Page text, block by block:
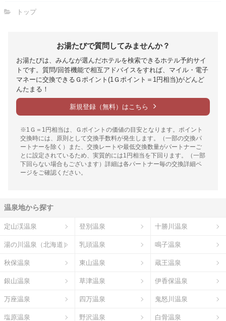
トップ
お湯たびで質問してみませんか？
お湯たびは、みんなが選んだホテルを検索できるホテル予約サイ
トです。質問/回答機能で相互アドバイスをすれば、マイル・電子
マネーに交換できるＧポイント(1Ｇポイント＝1円相当)がどんど
んたまる！
新規登録（無料）はこちら
※1Ｇ＝1円相当は、Ｇポイントの価値の目安となります。ポイント
交換時には、原則として交換手数料が発生します。（一部の交換パ
ートナーを除く）また、交換レートや最低交換数量がパートナーご
とに設定されているため、実質的には1円相当を下回ります。（一部
下回らない場合もございます）詳細は各パートナー毎の交換詳細ペ
ージをご確認ください。
温泉地から探す
定山渓温泉 登別温泉 十勝川温泉
湯の川温泉（北海道） 乳頭温泉 鳴子温泉
秋保温泉 東山温泉 蔵王温泉
銀山温泉 草津温泉 伊香保温泉
万座温泉 四万温泉 鬼怒川温泉
塩原温泉 野沢温泉 白骨温泉